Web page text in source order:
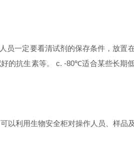
员一定要看清试剂的保存条件，放置
的抗生素等。
c. -80℃适合某些长期低
以利用生物安全柜对操作人员、样品